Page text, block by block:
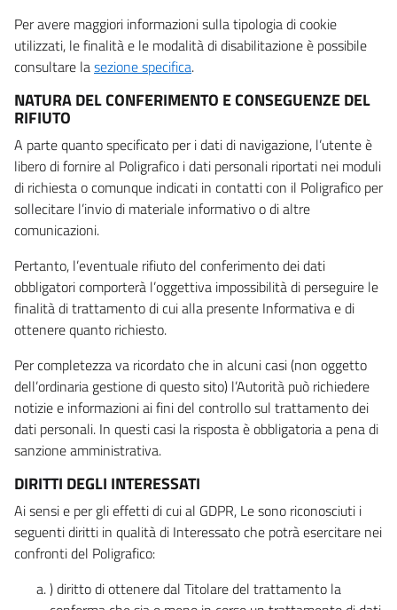
Per avere maggiori informazioni sulla tipologia di cookie
utilizzati, le finalità e le modalità di disabilitazione è possibile
consultare lasezione specifica.
NATURA DEL CONFERIMENTO E CONSEGUENZE DEL
RIFIUTO
A parte quanto specificato per i dati di navigazione, l’utente è
libero di fornire al Poligrafico i dati personali riportati nei moduli
di richiesta o comunque indicati in contatti con il Poligrafico per
sollecitare l’invio di materiale informativo o di altre
comunicazioni.
Pertanto, l’eventuale rifiuto del conferimento dei dati
obbligatori comporterà l’oggettiva impossibilità di perseguire le
finalità di trattamento di cui alla presente Informativa e di
ottenere quanto richiesto.
Per completezza va ricordato che in alcuni casi (non oggetto
dell’ordinaria gestione di questo sito) l’Autorità può richiedere
notizie e informazioni ai fini del controllo sul trattamento dei
dati personali. In questi casi la risposta è obbligatoria a pena di
sanzione amministrativa.
DIRITTI DEGLI INTERESSATI
Ai sensi e per gli effetti di cui al GDPR, Le sono riconosciuti i
seguenti diritti in qualità di Interessato che potrà esercitare nei
confronti del Poligrafico:
) diritto di ottenere dal Titolare del trattamento la